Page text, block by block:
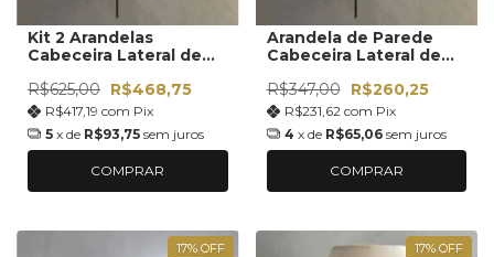
Kit 2 Arandelas
Cabeceira Lateral de
R$625,00 R$468,75
R$417,19 com Pix
5 x de R$93,75 sem juros
COMPRAR
Arandela de Parede
Cabeceira Lateral de
R$347,00 R$260,25
R$231,62 com Pix
4 x de R$65,06 sem juros
COMPRAR
17% OFF
17% OFF